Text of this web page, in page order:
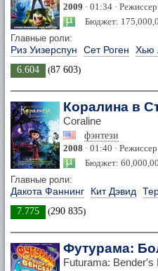
2009 · 01:34 ·
Бюджет:
Главные роли:
Риз Уизерспун Сет Роген Хью
6.604 (87 603)
Коралина в
Coraline
фэнтези
2008 · 01:40 ·
Бюджет:
Главные роли:
Дакота Фаннинг Кит Дэвид
7.775 (290 835)
Футурама:
Futurama: Bender's